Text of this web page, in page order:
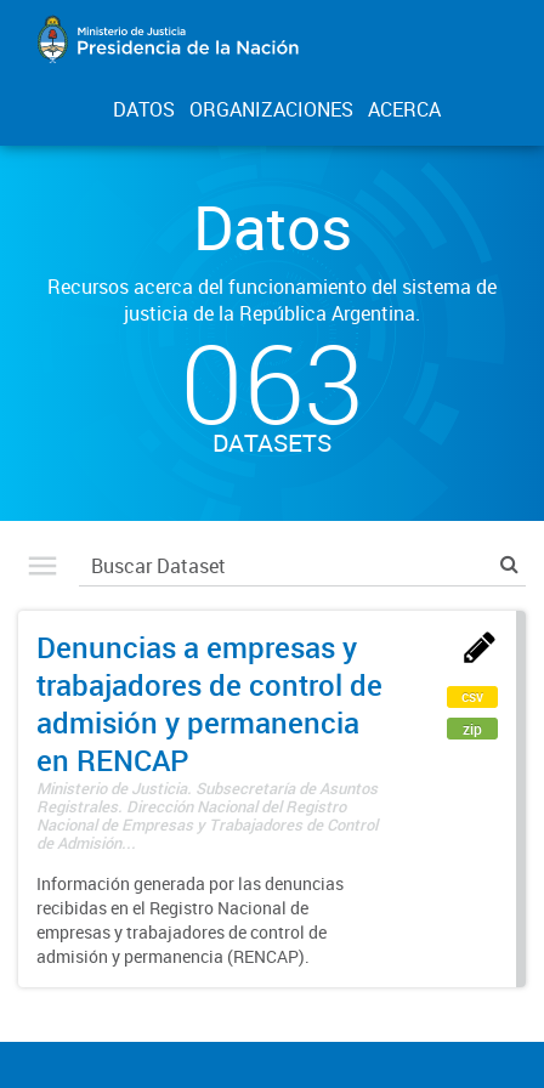
DATOS ORGANIZACIONES ACERCA
Datos
Recursos acerca del funcionamiento del sistema de
justicia de la República Argentina.
063
DATASETS
Denuncias a empresas y
trabajadores de control de
admisión y permanencia
en RENCAP
Ministerio de Justicia. Subsecretaría de Asuntos
Registrales. Dirección Nacional del Registro
Nacional de Empresas y Trabajadores de Control
de Admisión...
Información generada por las denuncias
recibidas en el Registro Nacional de
empresas y trabajadores de control de
admisión y permanencia (RENCAP).
csv
zip